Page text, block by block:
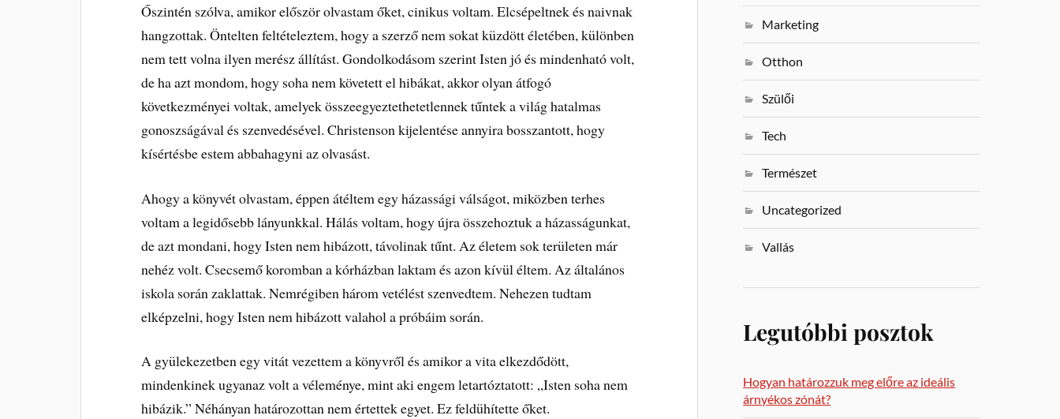
Őszintén szólva, amikor először olvastam őket, cinikus voltam. Elcsépeltnek és naivnak
hangzottak. Öntelten feltételeztem, hogy a szerző nem sokat küzdött életében, különben
nem tett volna ilyen merész állítást. Gondolkodásom szerint Isten jó és mindenható volt,
de ha azt mondom, hogy soha nem követett el hibákat, akkor olyan átfogó
következményei voltak, amelyek összeegyeztethetetlennek tűntek a világ hatalmas
gonoszságával és szenvedésével. Christenson kijelentése annyira bosszantott, hogy
kísértésbe estem abbahagyni az olvasást.
Ahogy a könyvét olvastam, éppen átéltem egy házassági válságot, miközben terhes
voltam a legidősebb lányunkkal. Hálás voltam, hogy újra összehoztuk a házasságunkat,
de azt mondani, hogy Isten nem hibázott, távolinak tűnt. Az életem sok területen már
nehéz volt. Csecsemő koromban a kórházban laktam és azon kívül éltem. Az általános
iskola során zaklattak. Nemrégiben három vetélést szenvedtem. Nehezen tudtam
elképzelni, hogy Isten nem hibázott valahol a próbáim során.
A gyülekezetben egy vitát vezettem a könyvről és amikor a vita elkezdődött,
mindenkinek ugyanaz volt a véleménye, mint aki engem letartóztatott: „Isten soha nem
hibázik.” Néhányan határozottan nem értettek egyet. Ez feldühítette őket.
Marketing
Otthon
Szülői
Tech
Természet
Uncategorized
Vallás
Legutóbbi posztok
Hogyan határozzuk meg előre az ideális
árnyékos zónát?